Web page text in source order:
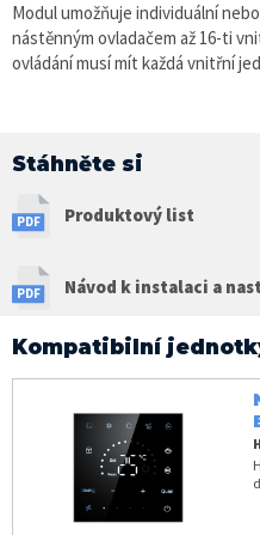
Modul umožňuje individuální
nástěnným ovladačem až 16-ti
ovládání musí mít každá vnitřní
Stáhněte si
Produktový list
Návod k instalaci a
Kompatibilní